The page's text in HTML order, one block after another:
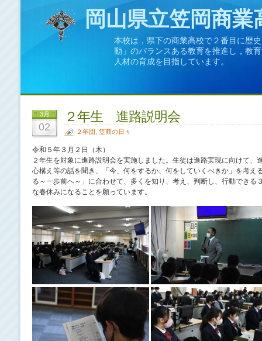
岡山県立笠岡商業
本校は，県下の商業高校で２番目に歴
動」のバランスある教育を推進し，教
人材の育成を目指しています。
3月
02
２年生 進路説明会
２年団 笠商の日々
令和５年３月２日（木）
２年生を対象に進路説明会を実施しました。生徒は進路実現に向けて、
心構え等の話を聞き、「今、何をするか、何をしていくべきか」を考え
る～一歩前へ～」に合わせて、多くを知り、考え、判断し、行動できる
な春休みになることを願っています。